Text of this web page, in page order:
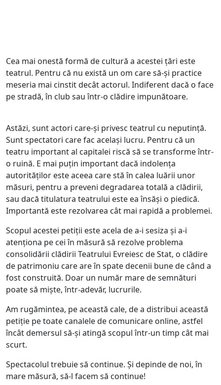
Cea mai onestă formă de cultură a acestei țări este
teatrul. Pentru că nu există un om care să-și practice
meseria mai cinstit decât actorul. Indiferent dacă o face
pe stradă, în club sau într-o clădire impunătoare.
Astăzi, sunt actori care-și privesc teatrul cu neputință.
Sunt spectatori care fac același lucru. Pentru că un
teatru important al capitalei riscă să se transforme într-
o ruină. E mai puțin important dacă indolența
autorităților este aceea care stă în calea luării unor
măsuri, pentru a preveni degradarea totală a clădirii,
sau dacă titulatura teatrului este ea însăși o piedică.
Importantă este rezolvarea cât mai rapidă a problemei.
Scopul acestei petiții este acela de a-i sesiza și a-i
atenționa pe cei în măsură să rezolve problema
consolidării clădirii Teatrului Evreiesc de Stat, o clădire
de patrimoniu care are în spate decenii bune de când a
fost construită. Doar un număr mare de semnături
poate să miște, într-adevăr, lucrurile.
Am rugămintea, pe această cale, de a distribui această
petiție pe toate canalele de comunicare online, astfel
încât demersul să-și atingă scopul într-un timp cât mai
scurt.
Spectacolul trebuie să continue. Și depinde de noi, în
mare măsură, să-l facem să continue!